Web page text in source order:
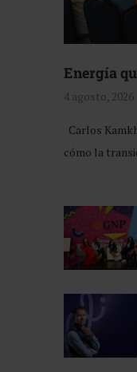
Energía
4 agosto, 2026
Carlos
cómo la